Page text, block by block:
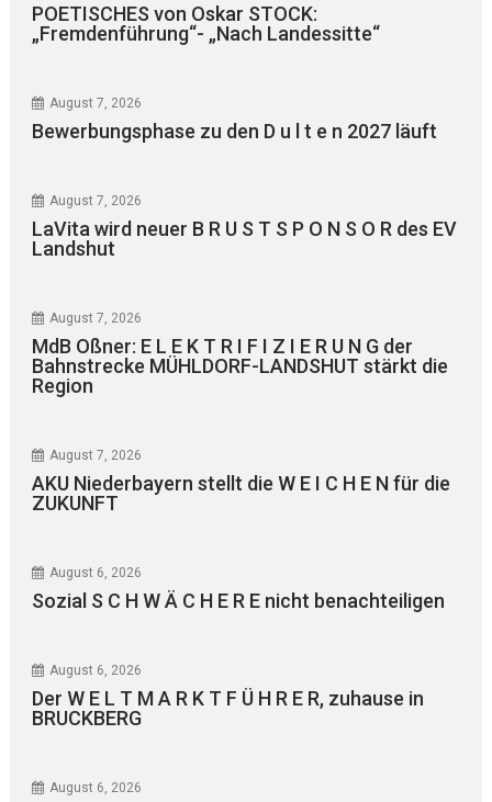
POETISCHES von Oskar STOCK:
„Fremdenführung“- „Nach Landessitte“
August 7, 2026
Bewerbungsphase zu den D u l t e n 2027 läuft
August 7, 2026
LaVita wird neuer B R U S T S P O N S O R des EV
Landshut
August 7, 2026
MdB Oßner: E L E K T R I F I Z I E R U N G der
Bahnstrecke MÜHLDORF-LANDSHUT stärkt die
Region
August 7, 2026
AKU Niederbayern stellt die W E I C H E N für die
ZUKUNFT
August 6, 2026
Sozial S C H W Ä C H E R E nicht benachteiligen
August 6, 2026
Der W E L T M A R K T F Ü H R E R, zuhause in
BRUCKBERG
August 6, 2026